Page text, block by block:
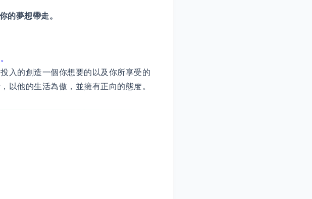
的夢想帶走。
入的創造一個你想要的以及你所享受的
以他的生活為傲，並擁有正向的態度。